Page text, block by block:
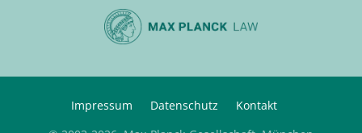
Impressum Datenschutz
Kontakt